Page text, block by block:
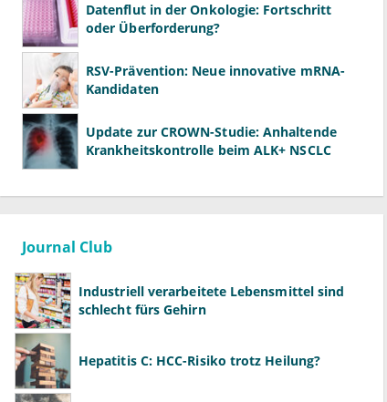
Datenflut in der Onkologie: Fortschritt
oder Überforderung?
RSV-Prävention: Neue innovative mRNA-
Kandidaten
Update zur CROWN-Studie: Anhaltende
Krankheitskontrolle beim ALK+ NSCLC
Journal Club
Industriell verarbeitete Lebensmittel sind
schlecht fürs Gehirn
Hepatitis C: HCC-Risiko trotz Heilung?